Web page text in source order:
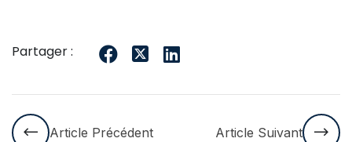
Partager :
Article Précédent Article Suivant